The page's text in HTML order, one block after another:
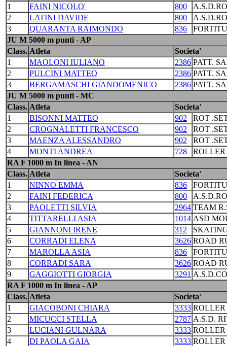
1 FAINI NICOLO' 800
2
LATINI DAVIDE 800
3
QUARANTA RAIMONDO 836
JU M 5000 m punti - AP
Class. Atleta
Societa'
1
MAOLONI IULIANO 2386 PATT.
2
PULCINI MATTEO 2386 PATT.
3
BERGAMASCHI GIANDOMENICO 2386 PATT.
JU M 5000 m punti - MC
Class. Atleta
Societa'
1
BISONNI MATTEO 902
ROT
2
CROGNALETTI FRANCESCO 902
ROT
3
MAENZA ALESSANDRO 902
ROT
4
MONTI ANDREA 728
RA F 1000 m In linea - AN
Class. Atleta
Societa'
1
NINNO EMMA 836
2
FAINI FEDERICA 800
3
PAOLETTI SILVIA 2964 TEAM
4
TITTARELLI ASIA 1014 ASD
5
GIANNONI IRENE 312
6
CORRADI ELENA 3626 ROAD
7
MAROLLA ASIA 836
8
CORRADI SARA 3626 ROAD
9
GAGGIOTTI GIORGIA 3291
RA F 1000 m In linea - AP
Class. Atleta
Societa'
1
GIACOBONI CHIARA 3333 ROLLER
2
MICUCCI STELLA 2787 A.S.D.
3
LUCIANI GULNARA 3333 ROLLER
4
DI PAOLA GAIA 3333 ROLLER